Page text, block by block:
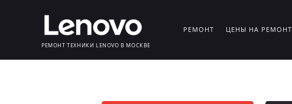
РЕМОНТ ТЕХНИКИ LENOVO В МОСКВЕ
РЕМОНТ ЦЕНЫ НА РЕМОНТ